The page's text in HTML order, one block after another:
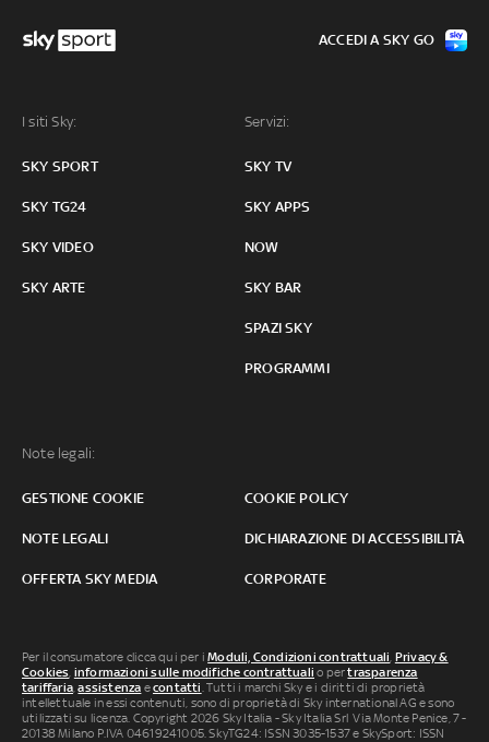
I siti Sky:
SKY SPORT
SKY TG24
SKY VIDEO
SKY ARTE
Servizi:
SKY TV
SKY APPS
NOW
SKY BAR
SPAZI SKY
PROGRAMMI
Note legali:
GESTIONE COOKIE COOKIE POLICY
NOTE LEGALI DICHIARAZIONE DI ACCESSIBILITÀ
OFFERTA SKY MEDIA CORPORATE
ACCEDI A SKY GO
Per il consumatore clicca qui per iModuli, Condizioni contrattuali, Privacy &
Cookies, informazioni sulle modifiche contrattuali o pertrasparenza
tariffaria,assistenza econtatti. Tutti i marchi Sky e i diritti di proprietà
intellettuale in essi contenuti, sono di proprietà di Sky international AG e sono
utilizzati su licenza. Copyright 2026 Sky Italia - Sky Italia Srl Via Monte Penice, 7 -
20138 Milano P.IVA 04619241005. SkyTG24: ISSN 3035-1537 e SkySport: ISSN